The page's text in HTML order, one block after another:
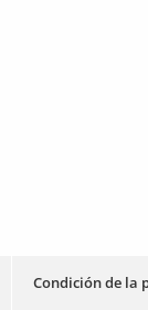
Condición de la